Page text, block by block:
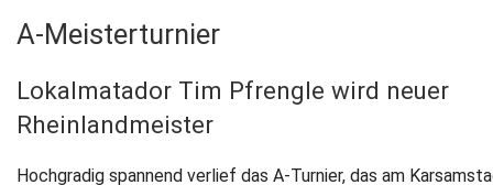
A-Meisterturnier
Lokalmatador Tim Pfrengle wird neuer
Rheinlandmeister
Hochgradig spannend verlief das A-Turnier, das am